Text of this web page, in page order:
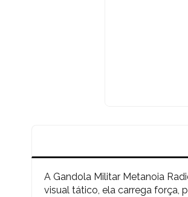
A Gandola Militar Metanoia
visual tático, ela carrega força,